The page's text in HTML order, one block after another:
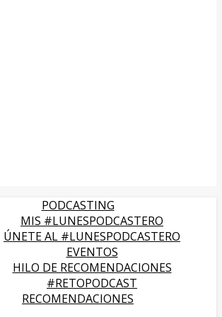
PODCASTING
MIS #LUNESPODCASTERO
ÚNETE AL #LUNESPODCASTERO
EVENTOS
HILO DE RECOMENDACIONES
#RETOPODCAST
RECOMENDACIONES